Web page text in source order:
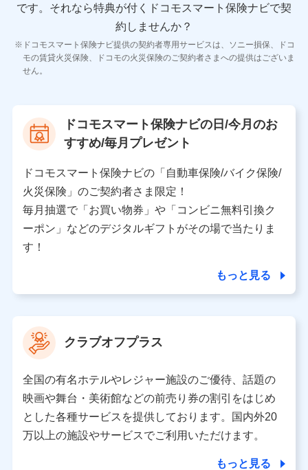
11.マイカー通勤管理クラウド並びに法人向けASPサー
ビスに関してのお問い合わせ情報
各種お問い合わせに対応するため
当社のサービスに関する情報提供や、皆様に有用なお知らせ
をお送りするため
当社の対応品質向上やお問い合わせ内容の正確な把握のため
個人情報保護管理者の職名、連絡先
〒103-0013 東京都中央区日本橋人形町2-14-10 アー
バンネット日本橋ビル 3F
株式会社ドコモ・インシュアランス
個人情報の第三者提供について
当社は利用目的の達成に必要な範囲内において個人情報
の取り扱いの全部または一部を委託する場合がありま
す。
個人データの共同利用
当社は株式会社NTTドコモとの間で、以下のとおり個
人データを共同利用します。
です。 それなら特典が付くドコモスマート保険ナビで契
約しませんか？
ドコモスマート保険ナビ提供の契約者専用サービスは、ソニー損保、ドコ
モの賃貸火災保険、ドコモの火災保険のご契約者さまへの提供はございま
せん。
ドコモスマート保険ナビの日/今月のお
すすめ/毎月プレゼント
ドコモスマート保険ナビの「自動車保険/バイク保険/
火災保険」のご契約者さま限定！
毎月抽選で「お買い物券」や「コンビニ無料引換ク
ーポン」などのデジタルギフトがその場で当たりま
す！
もっと見る
クラブオフプラス
全国の有名ホテルやレジャー施設のご優待、話題の
映画や舞台・美術館などの前売り券の割引をはじめ
とした各種サービスを提供しております。国内外20
万以上の施設やサービスでご利用いただけます。
もっと見る